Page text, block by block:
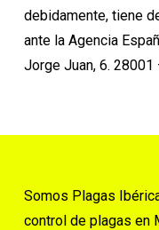
debidamente, tiene
ante la Agencia
Jorge Juan, 6. 28001
Somos Plagas
control de plagas en